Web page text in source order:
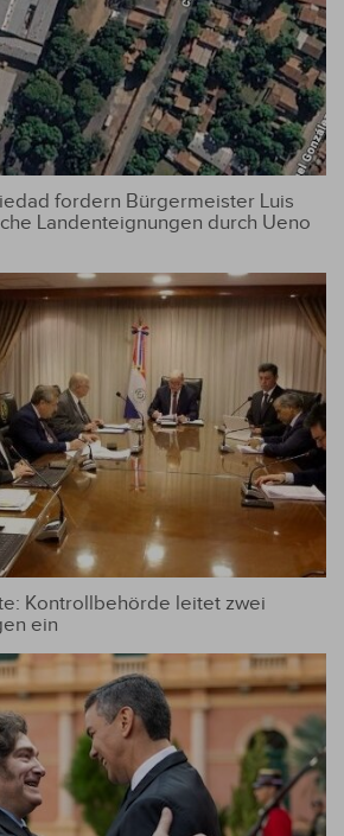
fordern Bürgermeister Luis
Landenteignungen durch Ueno
Kontrollbehörde leitet zwei
ein